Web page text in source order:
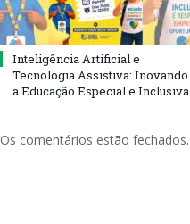
Inteligência Artificial e
Tecnologia Assistiva: Inovando
a Educação Especial e Inclusiva
Os comentários estão fechados.